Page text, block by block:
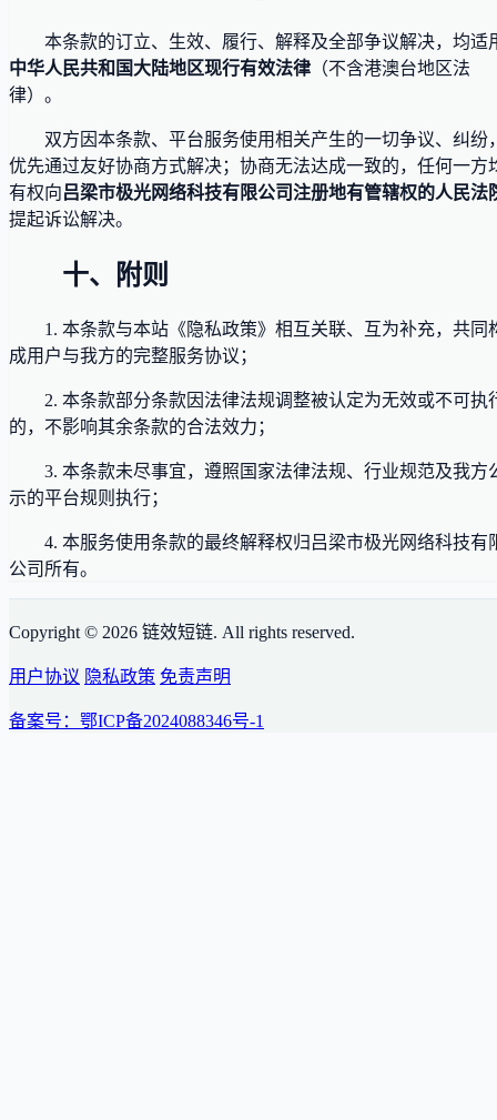
本条款的订立、生效、履行、解释及全部争议解决，均适
中华人民共和国大陆地区现行有效法律 （不含港澳台地区法
律）。
双方因本条款、平台服务使用相关产生的一切争议、纠纷
优先通过友好协商方式解决；协商无法达成一致的，任何一方
有权向吕梁市极光网络科技有限公司注册地有管辖权的人民法
提起诉讼解决。
十、附则
1. 本条款与本站《隐私政策》相互关联、互为补充，共同
成用户与我方的完整服务协议；
2. 本条款部分条款因法律法规调整被认定为无效或不可执
的，不影响其余条款的合法效力；
3. 本条款未尽事宜，遵照国家法律法规、行业规范及我方
示的平台规则执行；
4. 本服务使用条款的最终解释权归吕梁市极光网络科技有
公司所有。
Copyright © 2026 链效短链. All rights reserved.
用户协议 隐私政策 免责声明
备案号：鄂ICP备2024088346号-1